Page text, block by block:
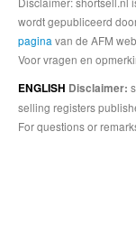
wordt gepubliceerd
pagina van de AFM
Voor vragen en
ENGLISH Disclaimer:
selling registers
For questions or